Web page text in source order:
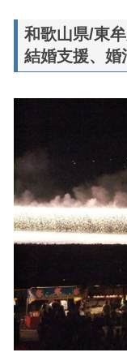
和歌山県/東
結婚支援、婚